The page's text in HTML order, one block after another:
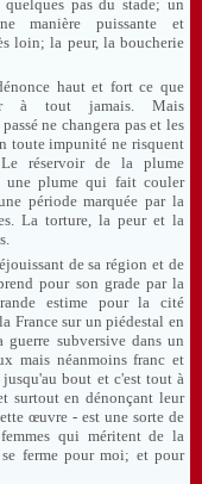
pas du stade; un
manière puissante et
loin; la peur, la boucherie
haut et fort ce que
à tout jamais. Mais
ne changera pas et les
toute impunité ne risquent
réservoir de la plume
une plume qui fait couler
période marquée par la
La torture, la peur et la
de sa région et de
pour son grade par la
estime pour la cité
France sur un piédestal en
subversive dans un
mais néanmoins franc et
jusqu'au bout et c'est tout à
surtout en dénonçant leur
œuvre - est une sorte de
qui méritent de la
ferme pour moi; et pour